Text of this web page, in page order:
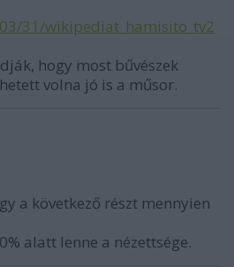
31/wikipediat_hamisito_tv2
hogy most bűvészek
volna jó is a műsor.
a következő részt mennyien
alatt lenne a nézettsége.